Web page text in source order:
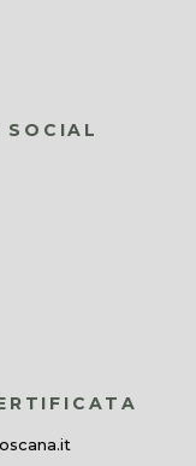
SOCIAL